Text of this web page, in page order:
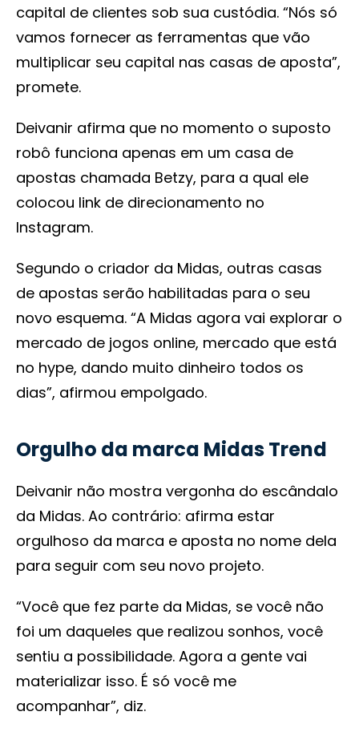
capital de clientes sob sua custódia. “Nós só
vamos fornecer as ferramentas que vão
multiplicar seu capital nas casas de aposta”,
promete.
Deivanir afirma que no momento o suposto
robô funciona apenas em um casa de
apostas chamada Betzy, para a qual ele
colocou link de direcionamento no
Instagram.
Segundo o criador da Midas, outras casas
de apostas serão habilitadas para o seu
novo esquema. “A Midas agora vai explorar o
mercado de jogos online, mercado que está
no hype, dando muito dinheiro todos os
dias”, afirmou empolgado.
Orgulho da marca Midas Trend
Deivanir não mostra vergonha do escândalo
da Midas. Ao contrário: afirma estar
orgulhoso da marca e aposta no nome dela
para seguir com seu novo projeto.
“Você que fez parte da Midas, se você não
foi um daqueles que realizou sonhos, você
sentiu a possibilidade. Agora a gente vai
materializar isso. É só você me
acompanhar”, diz.